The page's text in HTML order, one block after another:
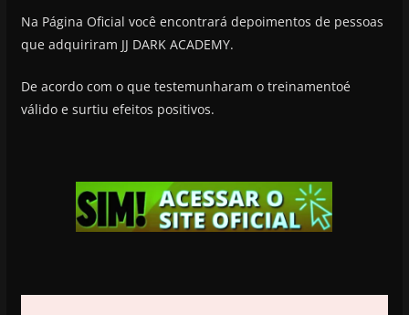
Na Página Oficial você encontrará depoimentos de pessoas
que adquiriram JJ DARK ACADEMY.
De acordo com o que testemunharam o treinamentoé
válido e surtiu efeitos positivos.